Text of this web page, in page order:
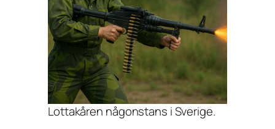
Lottakåren någonstans i Sverige.